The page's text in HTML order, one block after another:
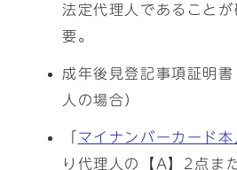
法定代理人であること
要。
成年後見登記事項証明
人の場合）
マイナンバーカード
り代理人の【A】2点ま